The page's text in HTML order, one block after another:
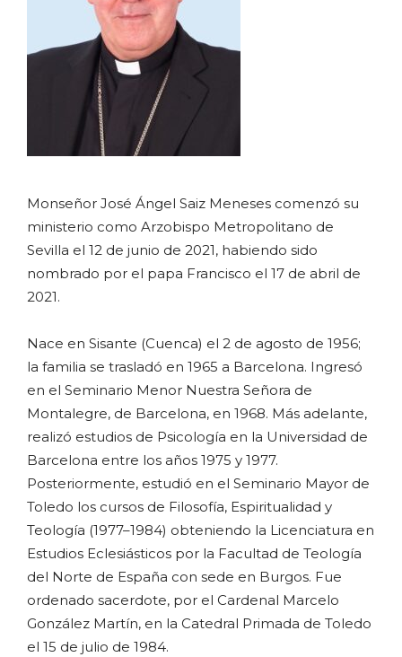
Monseñor José Ángel Saiz Meneses comenzó su
ministerio como Arzobispo Metropolitano de
Sevilla el 12 de junio de 2021, habiendo sido
nombrado por el papa Francisco el 17 de abril de
2021.
Nace en Sisante (Cuenca) el 2 de agosto de 1956;
la familia se trasladó en 1965 a Barcelona. Ingresó
en el Seminario Menor Nuestra Señora de
Montalegre, de Barcelona, en 1968. Más adelante,
realizó estudios de Psicología en la Universidad de
Barcelona entre los años 1975 y 1977.
Posteriormente, estudió en el Seminario Mayor de
Toledo los cursos de Filosofía, Espiritualidad y
Teología (1977–1984) obteniendo la Licenciatura en
Estudios Eclesiásticos por la Facultad de Teología
del Norte de España con sede en Burgos. Fue
ordenado sacerdote, por el Cardenal Marcelo
González Martín, en la Catedral Primada de Toledo
el 15 de julio de 1984.